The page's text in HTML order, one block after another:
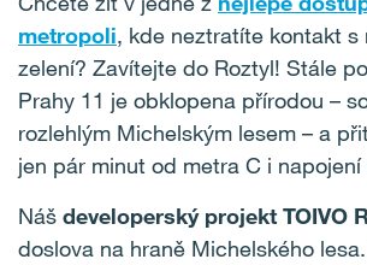
metropoli, kde neztratíte kontakt s
zelení? Zavítejte do Roztyl! Stále
Prahy 11 je obklopena přírodou –
rozlehlým Michelským lesem – a
jen pár minut od metra C i
Náš developerský projekt TOIVO
doslova na hraně Michelského